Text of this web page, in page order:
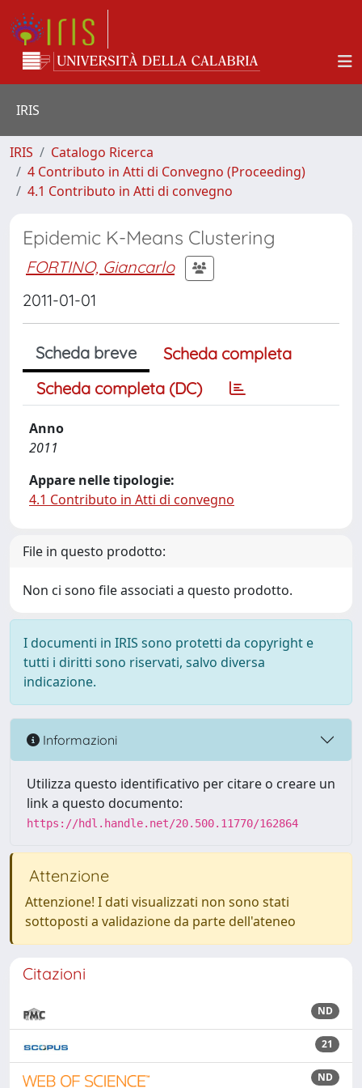
IRIS
IRIS
Catalogo Ricerca
4 Contributo in Atti di Convegno (Proceeding)
4.1 Contributo in Atti di convegno
Epidemic K-Means Clustering
FORTINO, Giancarlo
2011-01-01
Scheda breve
Scheda completa
Scheda completa (DC)
Anno
2011
Appare nelle tipologie:
4.1 Contributo in Atti di convegno
File in questo prodotto:
Non ci sono file associati a questo prodotto.
I documenti in IRIS sono protetti da copyright e
tutti i diritti sono riservati, salvo diversa
indicazione.
Informazioni
Utilizza questo identificativo per citare o creare un
link a questo documento:
https://hdl.handle.net/20.500.11770/162864
Attenzione
Attenzione! I dati visualizzati non sono stati
sottoposti a validazione da parte dell'ateneo
Citazioni
ND
21
ND